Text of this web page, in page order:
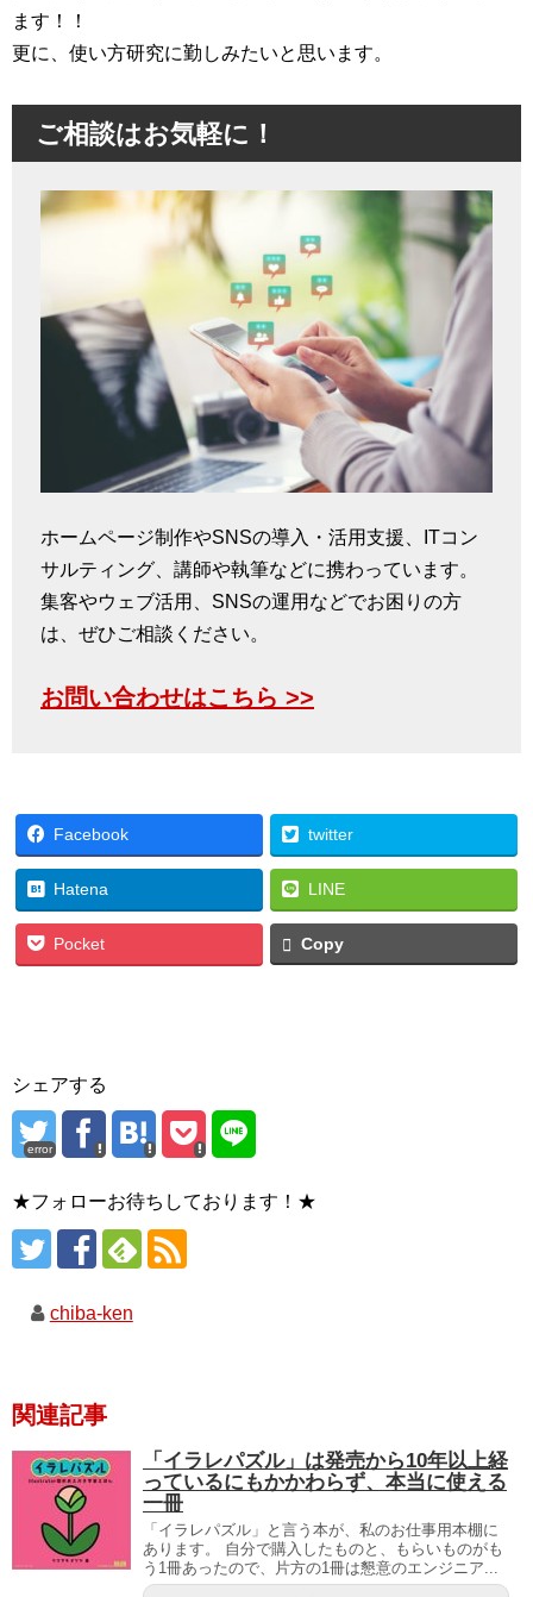
ます！！
更に、使い方研究に勤しみたいと思います。
ご相談はお気軽に！
ホームページ制作やSNSの導入・活用支援、ITコン
サルティング、講師や執筆などに携わっています。
集客やウェブ活用、SNSの運用などでお困りの方
は、ぜひご相談ください。
お問い合わせはこちら >>
Facebook twitter
Hatena LINE
Pocket Copy
シェアする
error
★フォローお待ちしております！★
chiba-ken
関連記事
「イラレパズル」は発売から10年以上経
っているにもかかわらず、本当に使える
一冊
「イラレパズル」と言う本が、私のお仕事用本棚に
あります。 自分で購入したものと、もらいものがも
う1冊あったので、片方の1冊は懇意のエンジニア...